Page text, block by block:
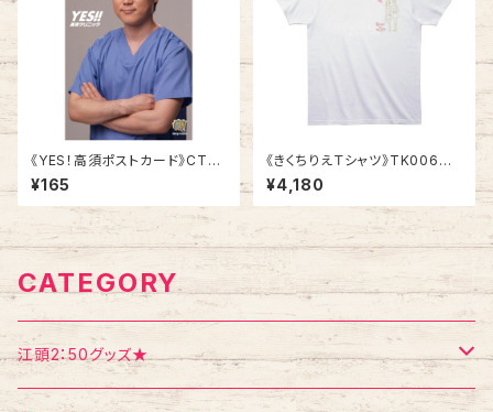
《YES！高須ポストカード》CT-9
／ ジュニア腕組み
¥165
《きくちりえＴシャツ》TK006
／ 女の子2人 2
¥4,180
CATEGORY
江頭2：50グッズ★